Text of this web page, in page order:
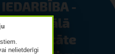
nelietderīgi